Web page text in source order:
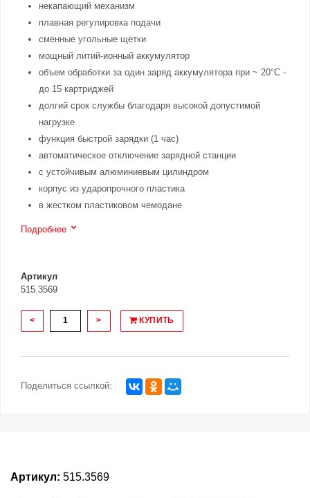
некапающий механизм
плавная регулировка подачи
сменные угольные щетки
мощный литий-ионный аккумулятор
объем обработки за один заряд аккумулятора при ~ 20°C -
до 15 картриджей
долгий срок службы благодаря высокой допустимой
нагрузке
функция быстрой зарядки (1 час)
автоматическое отключение зарядной станции
с устойчивым алюминиевым цилиндром
корпус из ударопрочного пластика
в жестком пластиковом чемодане
Подробнее
Артикул
515.3569
< > КУПИТЬ
Поделиться ссылкой:
Артикул: 515.3569